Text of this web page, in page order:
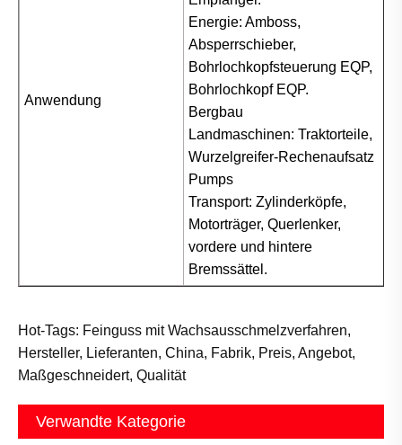
Anwendung
Energie: Amboss,
Absperrschieber,
Bohrlochkopfsteuerung EQP,
Bohrlochkopf EQP.
Bergbau
Landmaschinen: Traktorteile,
Wurzelgreifer-Rechenaufsatz
Pumps
Transport: Zylinderköpfe,
Motorträger, Querlenker,
vordere und hintere
Bremssättel.
Hot-Tags: Feinguss mit Wachsausschmelzverfahren,
Hersteller, Lieferanten, China, Fabrik, Preis, Angebot,
Maßgeschneidert, Qualität
Verwandte Kategorie